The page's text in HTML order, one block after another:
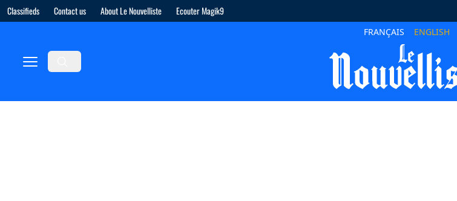
Classifieds Contact us About Le Nouvelliste Ecouter Magik9
FRANÇAIS ENGLISH